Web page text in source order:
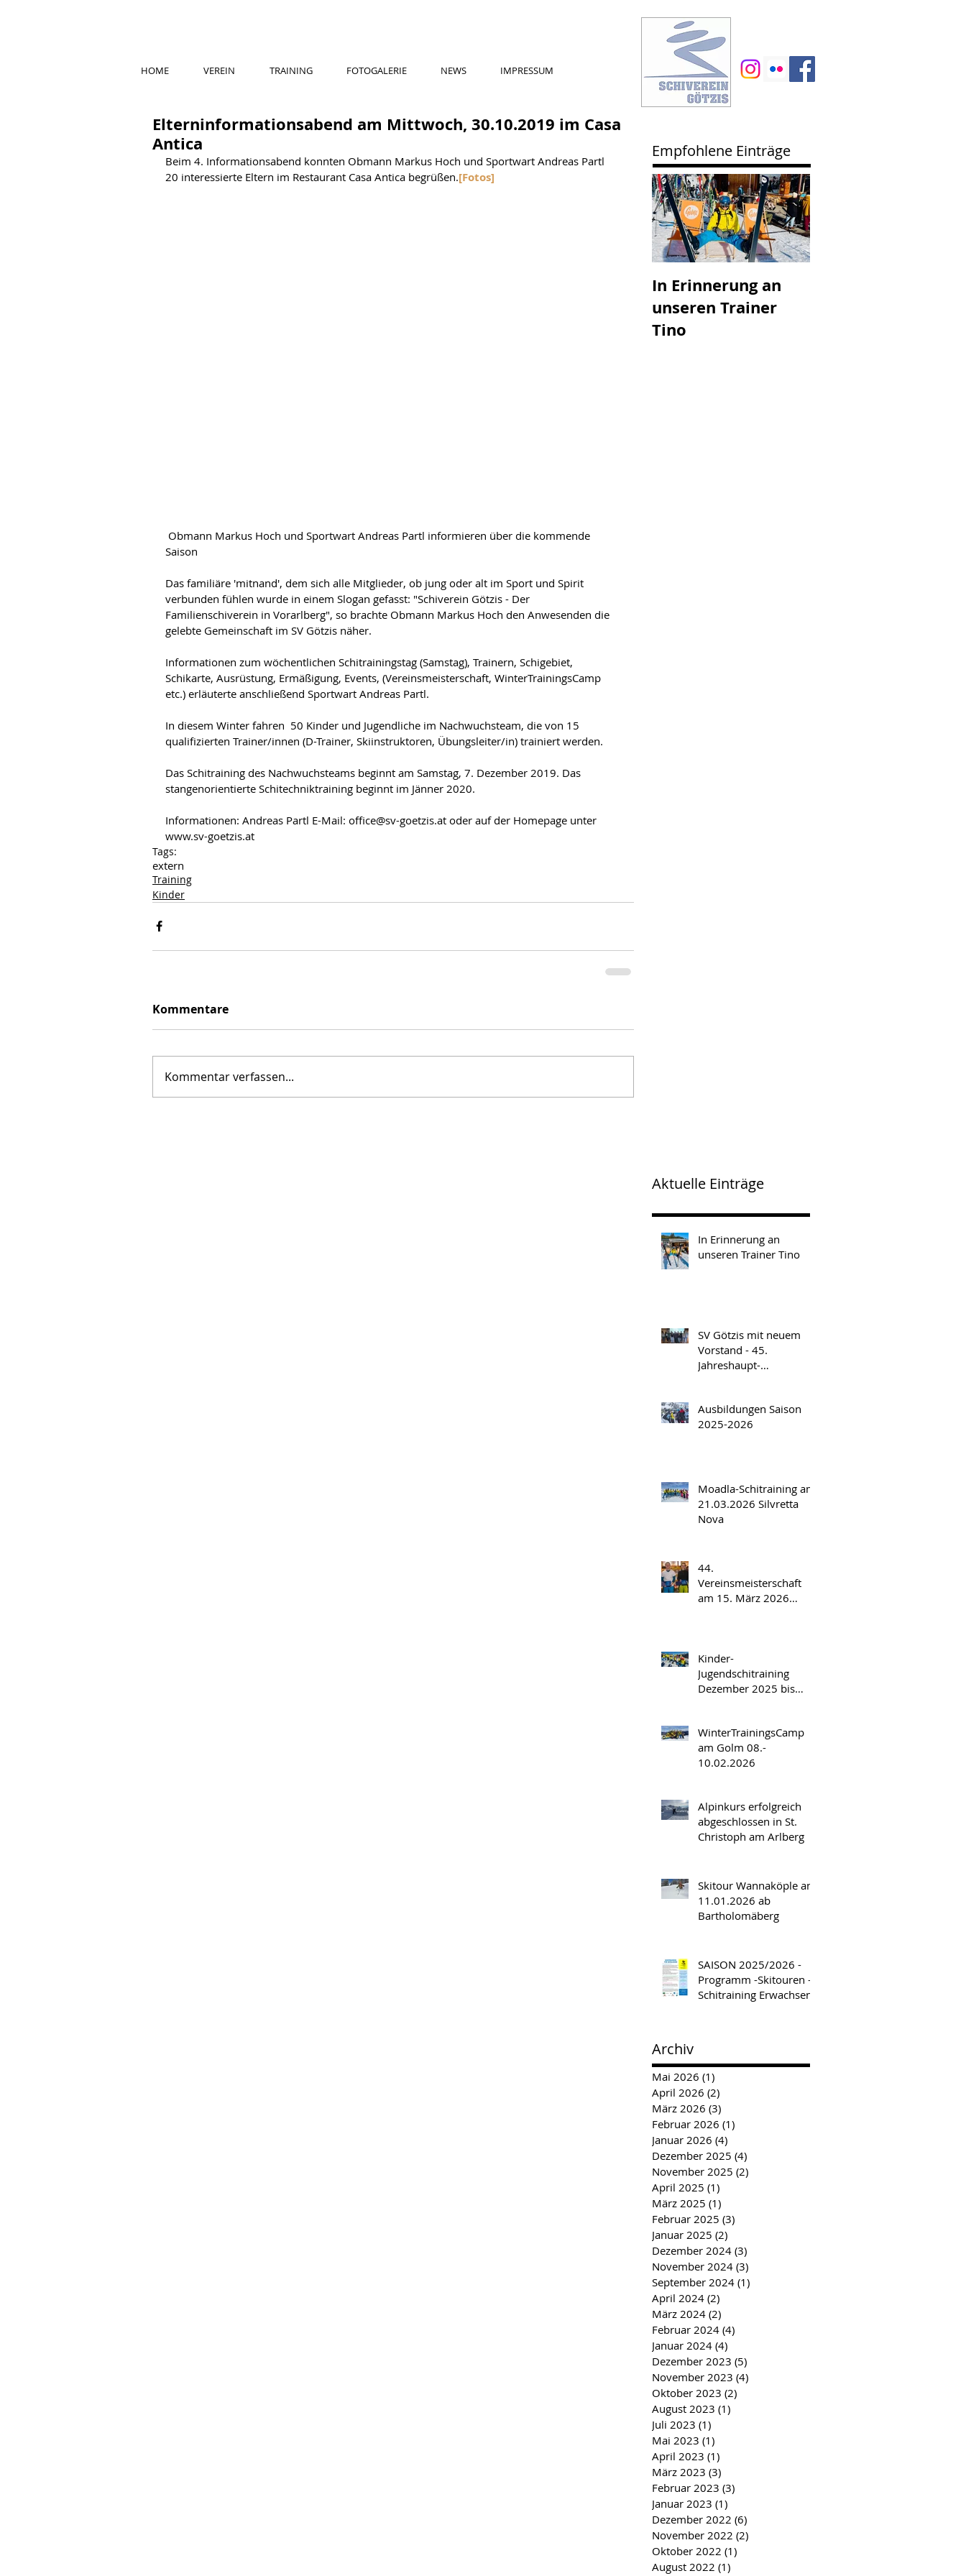
HOME VEREIN TRAINING FOTOGALERIE NEWS IMPRESSUM
Elterninformationsabend am Mittwoch, 30.10.2019 im Casa
Antica
Beim 4. Informationsabend konnten Obmann Markus Hoch und Sportwart Andreas Partl
20 interessierte Eltern im Restaurant Casa Antica begrüßen.[Fotos]
Saison
Das familiäre 'mitnand', dem sich alle Mitglieder, ob jung oder alt im Sport und Spirit
verbunden fühlen wurde in einem Slogan gefasst: "Schiverein Götzis - Der
Familienschiverein in Vorarlberg", so brachte Obmann Markus Hoch den Anwesenden die
gelebte Gemeinschaft im SV Götzis näher.
Informationen zum wöchentlichen Schitrainingstag (Samstag), Trainern, Schigebiet,
Schikarte, Ausrüstung, Ermäßigung, Events, (Vereinsmeisterschaft, WinterTrainingsCamp
etc.) erläuterte anschließend Sportwart Andreas Partl.
In diesem Winter fahren  50 Kinder und Jugendliche im Nachwuchsteam, die von 15
qualifizierten Trainer/innen (D-Trainer, Skiinstruktoren, Übungsleiter/in) trainiert werden.
Das Schitraining des Nachwuchsteams beginnt am Samstag, 7. Dezember 2019. Das
stangenorientierte Schitechniktraining beginnt im Jänner 2020.
Informationen: Andreas Partl E-Mail: office@sv-goetzis.at oder auf der Homepage unter
www.sv-goetzis.at
Tags:
extern
Training
Kinder
Kommentare
Kommentar verfassen...
Empfohlene Einträge
In Erinnerung an
unseren Trainer
Tino
Aktuelle Einträge
In Erinnerung an
unseren Trainer Tino
SV Götzis mit neuem
Vorstand - 45.
Jahreshaupt-
Ausbildungen Saison
2025-2026
Moadla-Schitraining am
21.03.2026 Silvretta
Nova
44.
Vereinsmeisterschaft
am 15. März 2026
Kinder-
Jugendschitraining
Dezember 2025 bis
WinterTrainingsCamp
am Golm 08.-
10.02.2026
Alpinkurs erfolgreich
abgeschlossen in St.
Christoph am Arlberg
Skitour Wannaköple am
11.01.2026 ab
Bartholomäberg
SAISON 2025/2026 -
Programm -Skitouren -
Schitraining Erwachsene
Archiv
Mai 2026 (1)
April 2026 (2)
März 2026 (3)
Februar 2026 (1)
Januar 2026 (4)
Dezember 2025 (4)
November 2025 (2)
April 2025 (1)
März 2025 (1)
Februar 2025 (3)
Januar 2025 (2)
Dezember 2024 (3)
November 2024 (3)
September 2024 (1)
April 2024 (2)
März 2024 (2)
Februar 2024 (4)
Januar 2024 (4)
Dezember 2023 (5)
November 2023 (4)
Oktober 2023 (2)
August 2023 (1)
Juli 2023 (1)
Mai 2023 (1)
April 2023 (1)
März 2023 (3)
Februar 2023 (3)
Januar 2023 (1)
Dezember 2022 (6)
November 2022 (2)
Oktober 2022 (1)
August 2022 (1)